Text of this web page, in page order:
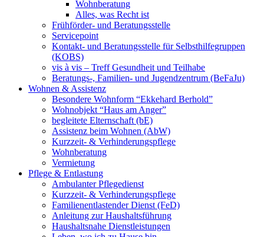
Wohnberatung
Alles, was Recht ist
Frühförder- und Beratungsstelle
Servicepoint
Kontakt- und Beratungsstelle für Selbsthilfegruppen
(KOBS)
vis à vis – Treff Gesundheit und Teilhabe
Beratungs-, Familien- und Jugendzentrum (BeFaJu)
Wohnen & Assistenz
Besondere Wohnform “Ekkehard Berhold”
Wohnobjekt “Haus am Anger”
begleitete Elternschaft (bE)
Assistenz beim Wohnen (AbW)
Kurzzeit- & Verhinderungspflege
Wohnberatung
Vermietung
Pflege & Entlastung
Ambulanter Pflegedienst
Kurzzeit- & Verhinderungspflege
Familienentlastender Dienst (FeD)
Anleitung zur Haushaltsführung
Haushaltsnahe Dienstleistungen